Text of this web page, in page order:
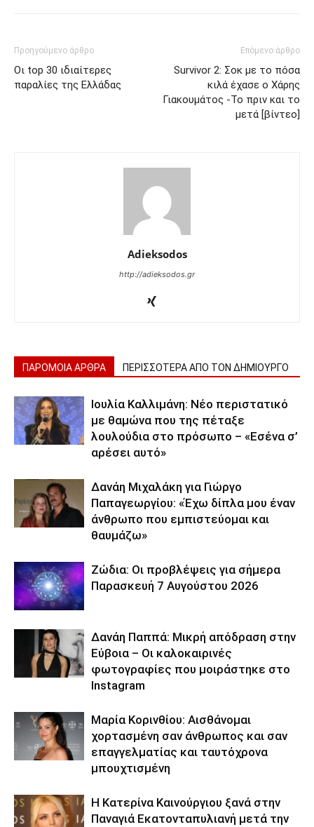
Προηγούμενο άρθρο
Οι top 30 ιδιαίτερες
παραλίες της Ελλάδας
Επόμενο άρθρο
Survivor 2: Σοκ με το πόσα
κιλά έχασε ο Χάρης
Γιακουμάτος -Το πριν και το
μετά [βίντεο]
Adieksodos
http://adieksodos.gr
ΠΑΡΟΜΟΙΑ ΑΡΘΡΑ ΠΕΡΙΣΣΟΤΕΡΑ ΑΠΟ ΤΟΝ ΔΗΜΙΟΥΡΓΟ
Ιουλία Καλλιμάνη: Νέο περιστατικό
με θαμώνα που της πέταξε
λουλούδια στο πρόσωπο – «Εσένα σ’
αρέσει αυτό»
Δανάη Μιχαλάκη για Γιώργο
Παπαγεωργίου: «Έχω δίπλα μου έναν
άνθρωπο που εμπιστεύομαι και
θαυμάζω»
Ζώδια: Οι προβλέψεις για σήμερα
Παρασκευή 7 Αυγούστου 2026
Δανάη Παππά: Μικρή απόδραση στην
Εύβοια – Οι καλοκαιρινές
φωτογραφίες που μοιράστηκε στο
Instagram
Μαρία Κορινθίου: Αισθάνομαι
χορτασμένη σαν άνθρωπος και σαν
επαγγελματίας και ταυτόχρονα
μπουχτισμένη
Η Κατερίνα Καινούργιου ξανά στην
Παναγιά Εκατονταπυλιανή μετά την